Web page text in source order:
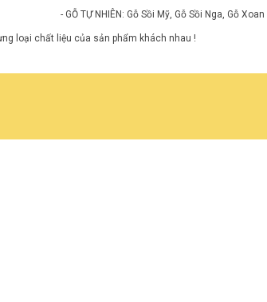
- GỖ TỰ NHIÊN: Gỗ Sồi Mỹ, Gỗ Sồi Nga, Gỗ
loại chất liệu của sản phẩm khách nhau !